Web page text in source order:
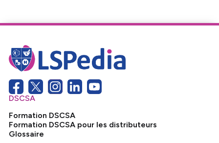
DSCSA
Formation DSCSA
Formation DSCSA pour les distributeurs
Glossaire